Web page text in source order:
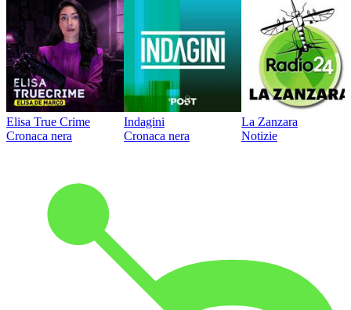
Elisa True Crime
Cronaca nera
Indagini
Cronaca nera
La Zanzara
Notizie